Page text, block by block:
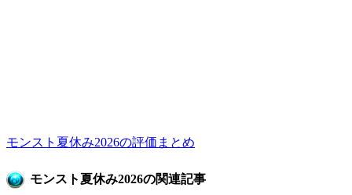
モンスト夏休み2026の評価まとめ
モンスト夏休み2026の関連記事